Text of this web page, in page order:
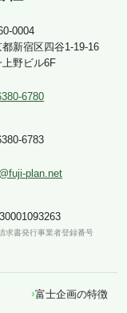
0004
都新宿区四谷1-19-16
上野ビル6F
6780
6783
plan.net
求書発行事業者登録番号
富士企画の特徴